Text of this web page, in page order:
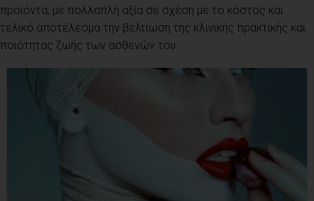
προϊόντα, με πολλαπλή αξία σε σχέση με το κόστος και
τελικό αποτέλεσμα την βελτίωση της κλινικής πρακτικής και
ποιότητας ζωής των ασθενών του.